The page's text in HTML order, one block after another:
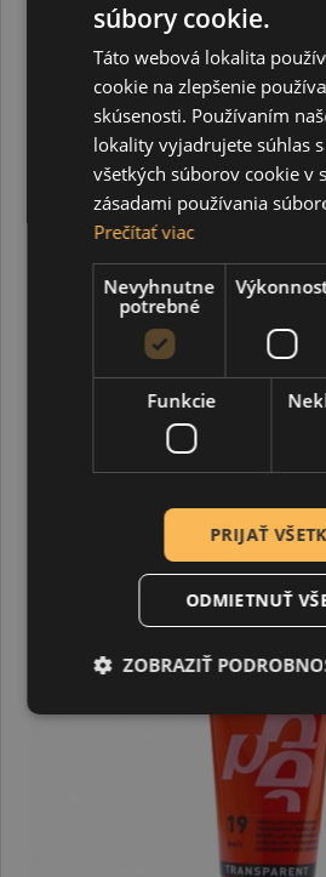
Studio Acrylics 100 ml, 18
4,00 €
súbory cookie.
Táto webová lokalita
cookie na zlepšenie
skúsenosti. Používaním
lokality vyjadrujete súhlas
všetkých súborov cookie v
zásadami používania
Prečítať viac
Nevyhnutne
potrebné
Funkcie
PRIJAŤ
ODMIETNUŤ
ZOBRAZIŤ